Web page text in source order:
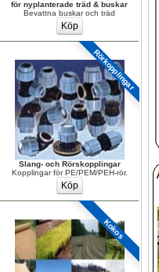
för nyplanterade träd & buskar
Bevattna buskar och träd
Rörkopplingar
Slang- och Rörskopplingar
Kopplingar för PE/PEM/PEH-rör.
Kokos